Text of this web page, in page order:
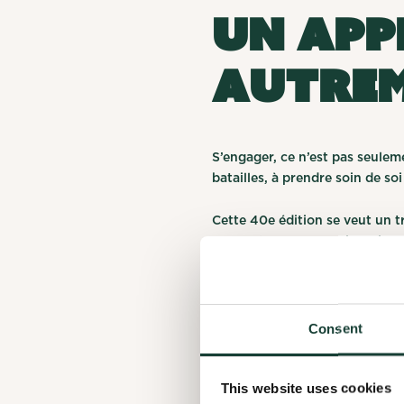
Consent
This website uses cookies
Un
S’engager, ce n’est pas
batailles, à prendre soin de
Cette 40e édition se veut un
moment pour se sentir
En savoir plus sur le colloque
Before you
This will help
Your
contact you